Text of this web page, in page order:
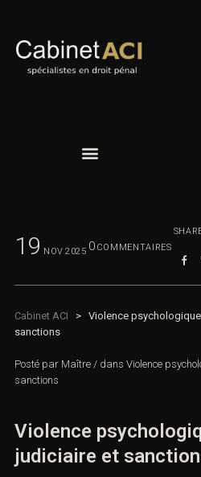
19 NOV 2025 0 COMMENTAIRES
Cabinet ACI > Violence
sanctions
Posté par Maître / dans Violence
et sanctions
Violence
judiciaire et